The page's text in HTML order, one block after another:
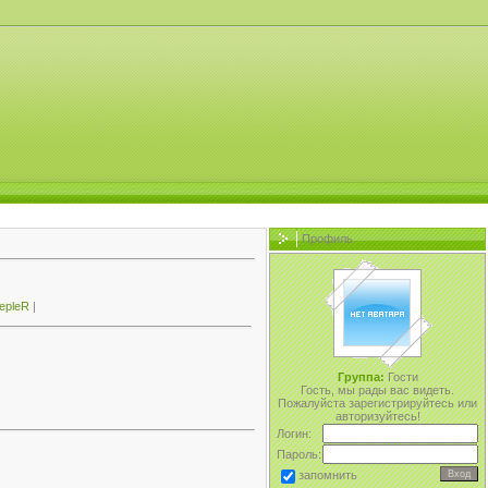
|
Профиль
Группа:Гости
Гость, мы рады вас видеть.
Пожалуйста зарегистрируйтесь или
авторизуйтесь!
Логин:
Пароль:
запомнить